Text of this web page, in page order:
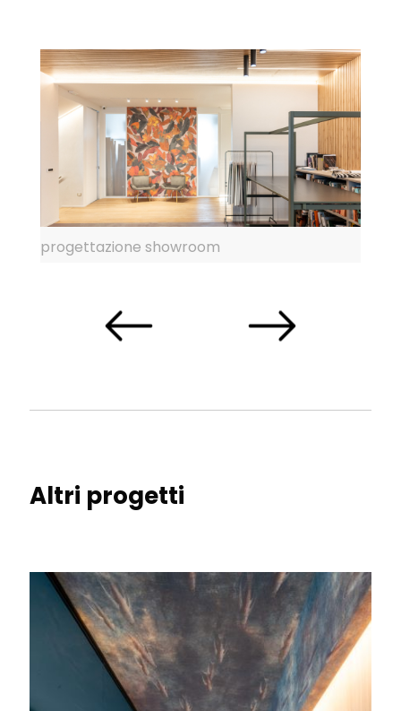
progettazione showroom
Altri progetti